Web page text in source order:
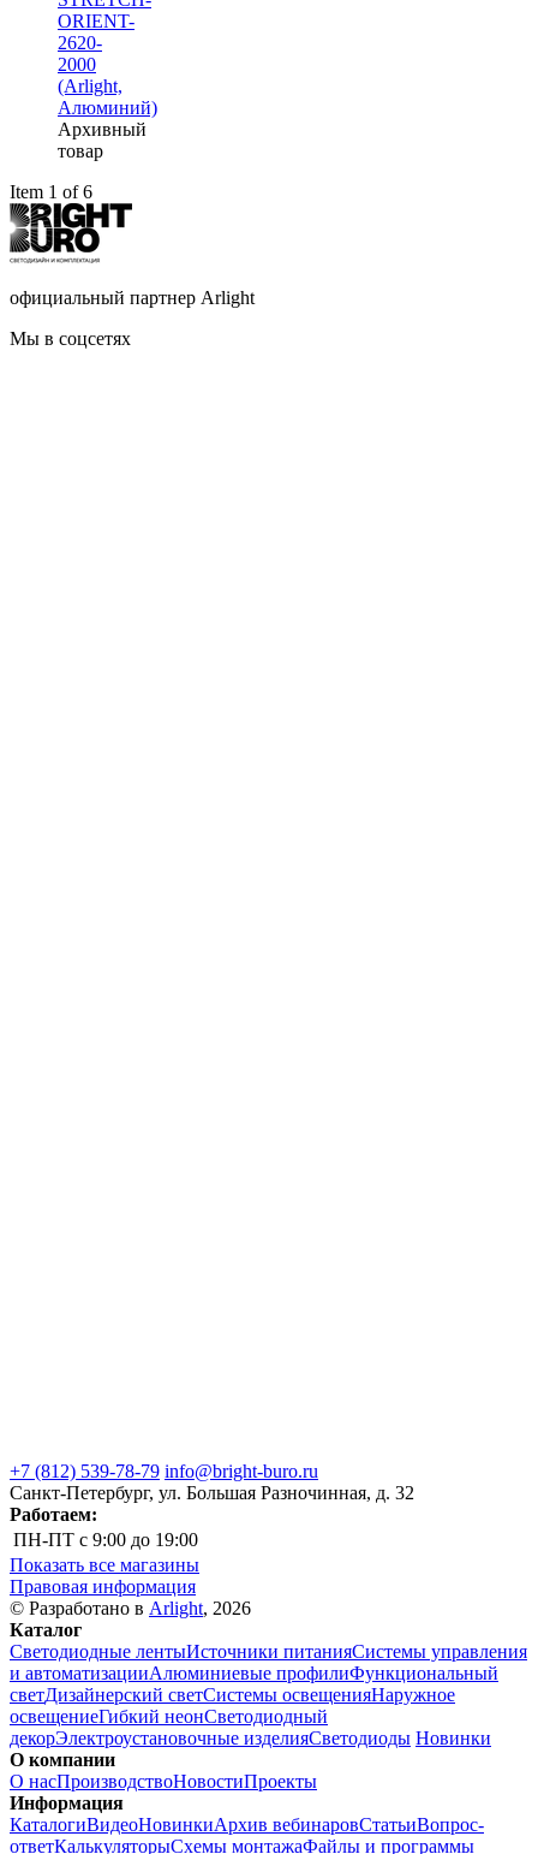
ORIENT-
2620-
2000
(Arlight,
Алюминий)
Архивный
товар
Item 1 of 6
официальный партнер Arlight
Мы в соцсетях
+7 (812) 539-78-79 info@bright-buro.ru
Санкт-Петербург, ул. Большая Разночинная, д. 32
Работаем:
ПН-ПТ с 9:00 до 19:00
Показать все магазины
Правовая информация
© Разработано в Arlight, 2026
Каталог
Светодиодные лентыИсточники питанияСистемы управления
и автоматизацииАлюминиевые профилиФункциональный
светДизайнерский светСистемы освещенияНаружное
освещениеГибкий неонСветодиодный
декорЭлектроустановочные изделияСветодиоды Новинки
О компании
О насПроизводствоНовостиПроекты
Информация
КаталогиВидеоНовинкиАрхив вебинаровСтатьиВопрос-
ответКалькуляторыСхемы монтажаФайлы и программы